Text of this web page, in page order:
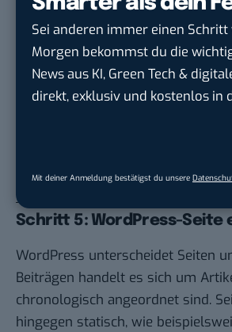
Sei anderen immer einen Schritt
Morgen bekommst du die
News aus KI, Green Tech &
direkt, exklusiv und kostenlos in
Mit deiner Anmeldung bestätigst du unsere
Schritt 5: WordPress-Seite
WordPress unterscheidet Seiten
Beiträgen handelt es sich um
chronologisch angeordnet sind.
hingegen statisch, wie